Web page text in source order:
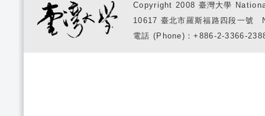
Copyright 2008 臺灣大學
10617 臺北市羅斯福路四段一
電話 (Phone)：+886-2-3366-